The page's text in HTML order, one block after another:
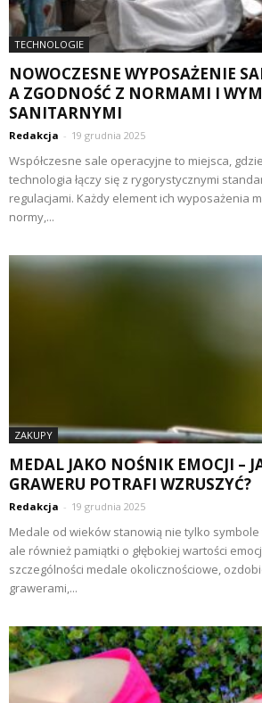
TECHNOLOGIE
NOWOCZESNE WYPOSAŻENIE
A ZGODNOŚĆ Z NORMAMI I
SANITARNYMI
Redakcja - 19 grudnia 2025
Współczesne sale operacyjne to miejsca,
technologia łączy się z rygorystycznymi
regulacjami. Każdy element ich wyposażenia
normy,...
ZAKUPY
MEDAL JAKO NOŚNIK EMOCJI –
GRAWERU POTRAFI WZRUSZYĆ?
Redakcja - 19 grudnia 2025
Medale od wieków stanowią nie tylko
ale również pamiątki o głębokiej wartości
szczególności medale okolicznościowe,
grawerami,...